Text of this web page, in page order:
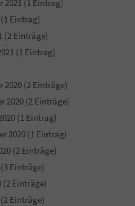
2021 (1 Eintrag)
Eintrag)
(2 Einträge)
(1 Eintrag)
2020 (2 Einträge)
2020 (2 Einträge)
(1 Eintrag)
2020 (1 Eintrag)
(2 Einträge)
Einträge)
(2 Einträge)
Einträge)